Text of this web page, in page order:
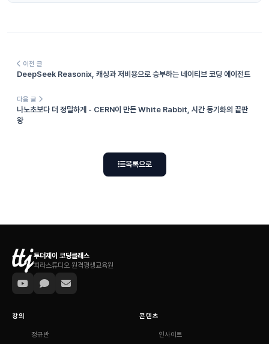
이전 글
DeepSeek Reasonix, 캐싱과 저비용으로 승부하는 네이티브 코딩 에이전트
다음 글
나노초보다 더 정밀하게 - CERN이 만든 White Rabbit, 시간 동기화의 끝판
왕
목록으로
투더제이 코딩클래스
피라스튜디오 원격평생교육원
강의
정규반
콘텐츠
인사이트